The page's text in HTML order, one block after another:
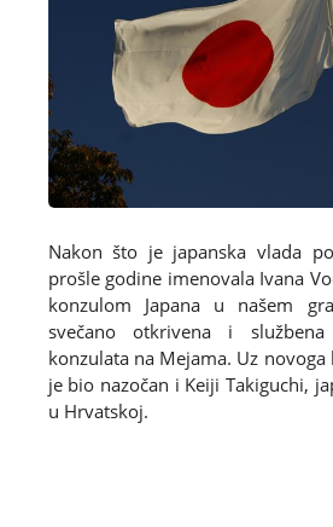
Nakon što je japanska vlada
prošle godine imenovala Ivana
konzulom Japana u našem
svečano otkrivena i službena
konzulata na Mejama. Uz novoga
je bio nazočan i Keiji Takiguchi,
u Hrvatskoj.